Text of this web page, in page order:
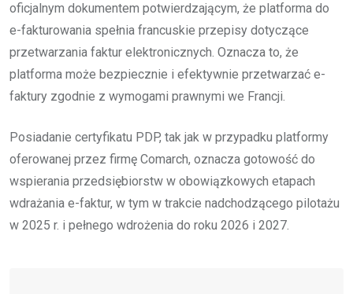
oficjalnym dokumentem potwierdzającym, że platforma do
e-fakturowania spełnia francuskie przepisy dotyczące
przetwarzania faktur elektronicznych. Oznacza to, że
platforma może bezpiecznie i efektywnie przetwarzać e-
faktury zgodnie z wymogami prawnymi we Francji.
Posiadanie certyfikatu PDP, tak jak w przypadku platformy
oferowanej przez firmę Comarch, oznacza gotowość do
wspierania przedsiębiorstw w obowiązkowych etapach
wdrażania e-faktur, w tym w trakcie nadchodzącego pilotażu
w 2025 r. i pełnego wdrożenia do roku 2026 i 2027.